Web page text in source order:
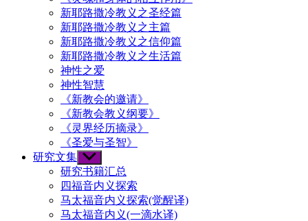
新耶路撒冷教义之圣经篇
新耶路撒冷教义之主篇
新耶路撒冷教义之信仰篇
新耶路撒冷教义之生活篇
神性之爱
神性智慧
《新教会的邀请》
《新教会教义纲要》
《灵界经历摘录》
《圣爱与圣智》
研究文集 Show
sub
menu
研究书籍汇总
四福音内义探索
马太福音内义探索(觉醒译)
马太福音内义(一滴水译)